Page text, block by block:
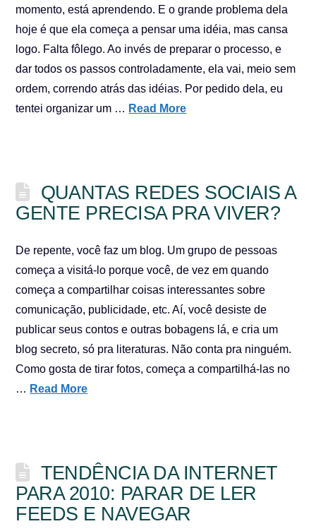
momento, está aprendendo. E o grande problema dela
hoje é que ela começa a pensar uma idéia, mas cansa
logo. Falta fôlego. Ao invés de preparar o processo, e
dar todos os passos controladamente, ela vai, meio sem
ordem, correndo atrás das idéias. Por pedido dela, eu
tentei organizar um … Read More
QUANTAS REDES SOCIAIS A
GENTE PRECISA PRA VIVER?
De repente, você faz um blog. Um grupo de pessoas
começa a visitá-lo porque você, de vez em quando
começa a compartilhar coisas interessantes sobre
comunicação, publicidade, etc. Aí, você desiste de
publicar seus contos e outras bobagens lá, e cria um
blog secreto, só pra literaturas. Não conta pra ninguém.
Como gosta de tirar fotos, começa a compartilhá-las no
… Read More
TENDÊNCIA DA INTERNET
PARA 2010: PARAR DE LER
FEEDS E NAVEGAR